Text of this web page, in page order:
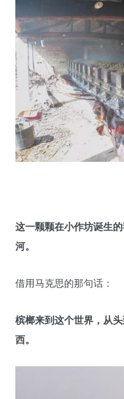
这一颗颗在小作坊诞生
河。
借用马克思的那句话：
槟榔来到这个世界，从
西。